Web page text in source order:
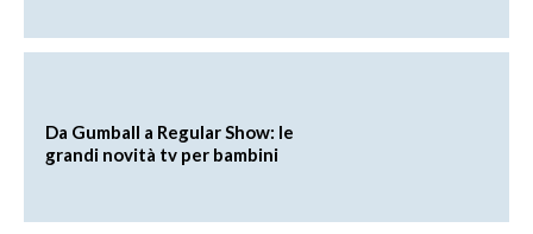
Da Gumball a Regular Show: le
grandi novità tv per bambini